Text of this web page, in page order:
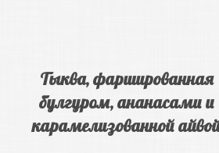
Тыква, фаршированная
булгуром, ананасами и
карамелизованной